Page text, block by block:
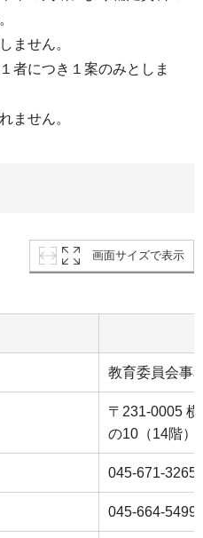
ません。
者につき１案のみとしま
ません。
画面サイズで表示
教育委員会事
〒231-0005
の10（14階）
045-671-3265
045-664-5499